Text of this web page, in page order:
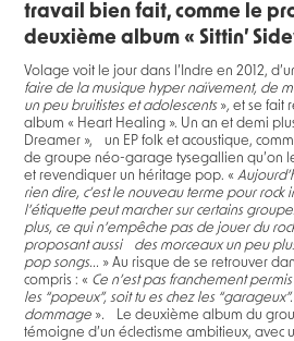
travail bien fait, comme le
deuxième album « Sittin’
Volage voit le jour dans l’Indre en 2012,
faire de la musique hyper naïvement, de
un peu bruitistes et adolescents »,et se fait
album « Heart Healing ». Un an et demi
Dreamer », un EP folk et acoustique,
de groupe néo-garage tysegallien qu’on
et revendiquer un héritage pop. «
rien dire, c’est le nouveau terme pour rock
l’étiquette peut marcher sur certains
plus, ce qui n’empêche pas de jouer du
proposant aussi des morceaux un peu
pop songs... » Au risque de se retrouver
compris : « Ce n’est pas franchement
les “popeux”, soit tu es chez les
dommage ».
Le deuxième album du
témoigne d’un éclectisme ambitieux, avec